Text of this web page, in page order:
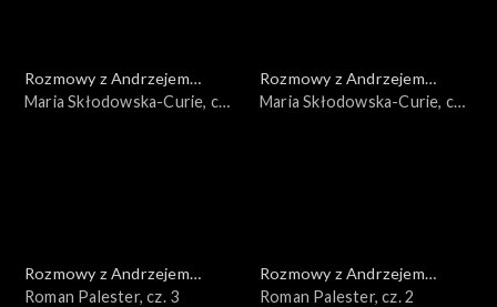
Rozmowy z Andrzejem
Doboszem
Maria Skłodowska-Curie, cz.
Rozmowy z Andrzejem
Doboszem
Maria Skłodowska-Curie, cz.
Rozmowy z Andrzejem
Doboszem
Roman Palester, cz. 3
Rozmowy z Andrzejem
Doboszem
Roman Palester, cz. 2